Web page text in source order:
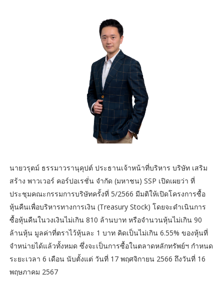
นายวรุตม์ ธรรมาวรานุคุปต์ ประธานเจ้าหน้าที่บริหาร บริษัท เสริม
สร้าง พาวเวอร์ คอร์ปอเรชั่น จำกัด (มหาชน) SSP เปิดเผยว่า ที่
ประชุมคณะกรรมการบริษัทครั้งที่ 5/2566 มีมติให้เปิดโครงการซื้อ
หุ้นคืนเพื่อบริหารทางการเงิน (Treasury Stock) โดยจะดำเนินการ
ซื้อหุ้นคืนในวงเงินไม่เกิน 810 ล้านบาท หรือจำนวนหุ้นไม่เกิน 90
ล้านหุ้น มูลค่าที่ตราไว้หุ้นละ 1 บาท คิดเป็นไม่เกิน 6.55% ของหุ้นที่
จำหน่ายได้แล้วทั้งหมด ซึ่งจะเป็นการซื้อในตลาดหลักทรัพย์ฯ กำหนด
ระยะเวลา 6 เดือน นับตั้งแต่ วันที่ 17 พฤศจิกายน 2566 ถึงวันที่ 16
พฤษภาคม 2567